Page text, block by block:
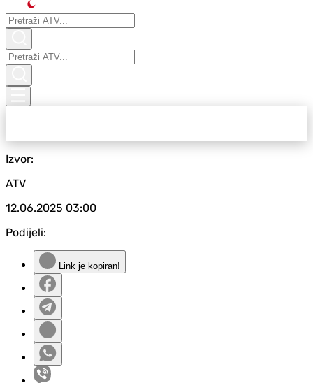
Izvor:
ATV
12.06.2025 03:00
Podijeli:
Link je kopiran!